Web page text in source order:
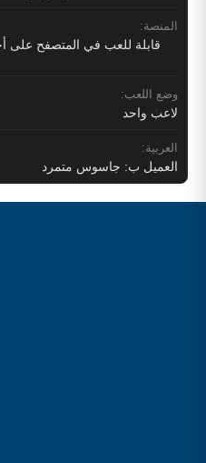
المنصة:
قابلة للعب في المتصفح على
وضع اللعب:
لاعب واحد
العربية:
العميل ب: جاسوس متمرد